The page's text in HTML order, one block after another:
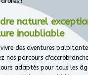
naturel
inoubliable
vivre des aventures
nos parcours
adaptés pour tous les